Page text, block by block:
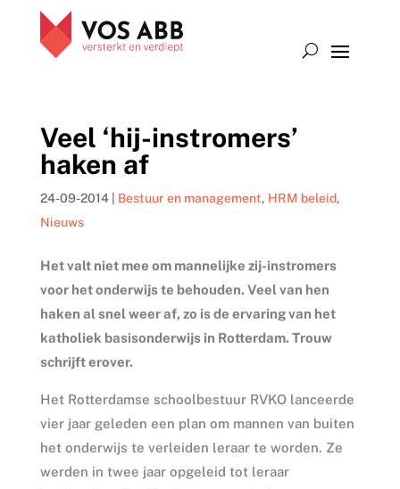
Veel ‘hij-instromers’
haken af
24-09-2014| Bestuur en management, HRM beleid,
Nieuws
Het valt niet mee om mannelijke zij-instromers
voor het onderwijs te behouden. Veel van hen
haken al snel weer af, zo is de ervaring van het
katholiek basisonderwijs in Rotterdam. Trouw
schrijft erover.
Het Rotterdamse schoolbestuur RVKO lanceerde
vier jaar geleden een plan om mannen van buiten
het onderwijs te verleiden leraar te worden. Ze
werden in twee jaar opgeleid tot leraar